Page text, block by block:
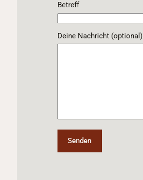
Betreff
Deine Nachricht (optional)